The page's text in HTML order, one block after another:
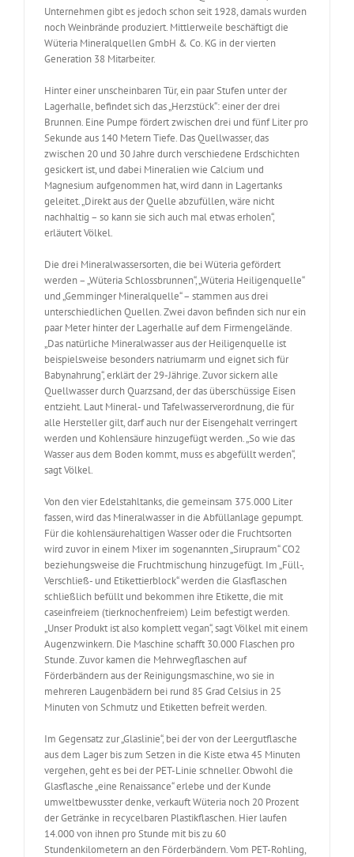
Unternehmen gibt es jedoch schon seit 1928, damals wurden
noch Weinbrände produziert. Mittlerweile beschäftigt die
Wüteria Mineralquellen GmbH & Co. KG in der vierten
Generation 38 Mitarbeiter.
Hinter einer unscheinbaren Tür, ein paar Stufen unter der
Lagerhalle, befindet sich das „Herzstück“: einer der drei
Brunnen. Eine Pumpe fördert zwischen drei und fünf Liter pro
Sekunde aus 140 Metern Tiefe. Das Quellwasser, das
zwischen 20 und 30 Jahre durch verschiedene Erdschichten
gesickert ist, und dabei Mineralien wie Calcium und
Magnesium aufgenommen hat, wird dann in Lagertanks
geleitet. „Direkt aus der Quelle abzufüllen, wäre nicht
nachhaltig – so kann sie sich auch mal etwas erholen“,
erläutert Völkel.
Die drei Mineralwassersorten, die bei Wüteria gefördert
werden – „Wüteria Schlossbrunnen“, „Wüteria Heiligenquelle“
und „Gemminger Mineralquelle“ – stammen aus drei
unterschiedlichen Quellen. Zwei davon befinden sich nur ein
paar Meter hinter der Lagerhalle auf dem Firmengelände.
„Das natürliche Mineralwasser aus der Heiligenquelle ist
beispielsweise besonders natriumarm und eignet sich für
Babynahrung“, erklärt der 29-Jährige. Zuvor sickern alle
Quellwasser durch Quarzsand, der das überschüssige Eisen
entzieht. Laut Mineral- und Tafelwasserverordnung, die für
alle Hersteller gilt, darf auch nur der Eisengehalt verringert
werden und Kohlensäure hinzugefügt werden. „So wie das
Wasser aus dem Boden kommt, muss es abgefüllt werden“,
sagt Völkel.
Von den vier Edelstahltanks, die gemeinsam 375.000 Liter
fassen, wird das Mineralwasser in die Abfüllanlage gepumpt.
Für die kohlensäurehaltigen Wasser oder die Fruchtsorten
wird zuvor in einem Mixer im sogenannten „Sirupraum“ CO2
beziehungsweise die Fruchtmischung hinzugefügt. Im „Füll-,
Verschließ- und Etikettierblock“ werden die Glasflaschen
schließlich befüllt und bekommen ihre Etikette, die mit
caseinfreiem (tierknochenfreiem) Leim befestigt werden.
„Unser Produkt ist also komplett vegan“, sagt Völkel mit einem
Augenzwinkern. Die Maschine schafft 30.000 Flaschen pro
Stunde. Zuvor kamen die Mehrwegflaschen auf
Förderbändern aus der Reinigungsmaschine, wo sie in
mehreren Laugenbädern bei rund 85 Grad Celsius in 25
Minuten von Schmutz und Etiketten befreit werden.
Im Gegensatz zur „Glaslinie“, bei der von der Leergutflasche
aus dem Lager bis zum Setzen in die Kiste etwa 45 Minuten
vergehen, geht es bei der PET-Linie schneller. Obwohl die
Glasflasche „eine Renaissance“ erlebe und der Kunde
umweltbewusster denke, verkauft Wüteria noch 20 Prozent
der Getränke in recycelbaren Plastikflaschen. Hier laufen
14.000 von ihnen pro Stunde mit bis zu 60
Stundenkilometern an den Förderbändern. Vom PET-Rohling,